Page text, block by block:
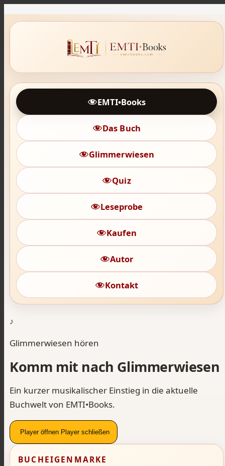
Inhalt
EMTI•Books
Das Buch
Glimmerwiesen
Quiz
Leseprobe
Kaufen
Autor
Kontakt
♪
Glimmerwiesen hören
Komm mit nach Glimmerwiesen
Ein kurzer musikalischer Einstieg in die aktuelle
Buchwelt von EMTI•Books.
Player öffnen Player schließen
BUCHEIGENMARKE